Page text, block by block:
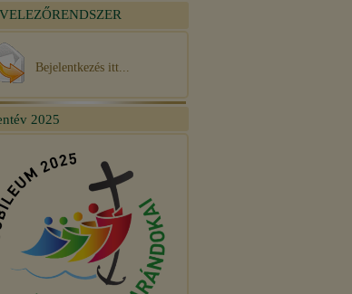
Bejelentkezés itt...
2025